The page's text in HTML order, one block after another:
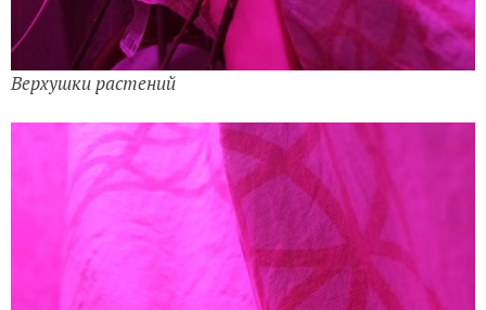
Верхушки растений